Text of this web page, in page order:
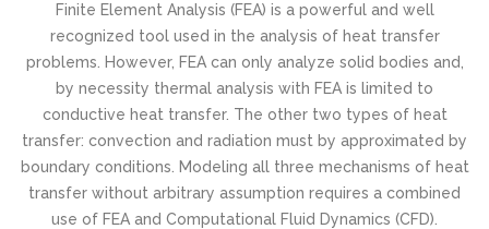
Finite Element Analysis (FEA) is a powerful and well
recognized tool used in the analysis of heat transfer
problems. However, FEA can only analyze solid bodies and,
by necessity thermal analysis with FEA is limited to
conductive heat transfer. The other two types of heat
transfer: convection and radiation must by approximated by
boundary conditions. Modeling all three mechanisms of heat
transfer without arbitrary assumption requires a combined
use of FEA and Computational Fluid Dynamics (CFD).